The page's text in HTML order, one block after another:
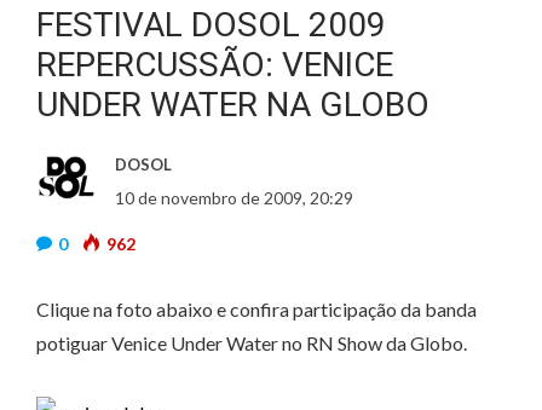
FESTIVAL DOSOL 2009
REPERCUSSÃO: VENICE
UNDER WATER NA GLOBO
DOSOL
10 de novembro de 2009, 20:29
0 962
Clique na foto abaixo e confira participação da banda
potiguar Venice Under Water no RN Show da Globo.